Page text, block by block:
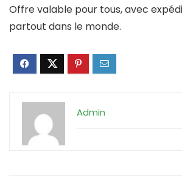
Offre valable pour tous, avec
partout dans le monde.
Admin